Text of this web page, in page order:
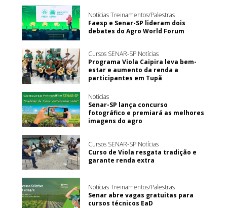
Notícias Treinamentos/Palestras
Faesp e Senar-SP lideram dois
debates do Agro World Forum
Cursos SENAR-SP Notícias
Programa Viola Caipira leva bem-
estar e aumento da renda a
participantes em Tupã
Notícias
Senar-SP lança concurso
fotográfico e premiará as melhores
imagens do agro
Cursos SENAR-SP Notícias
Curso de Viola resgata tradição e
garante renda extra
Notícias Treinamentos/Palestras
Senar abre vagas gratuitas para
cursos técnicos EaD